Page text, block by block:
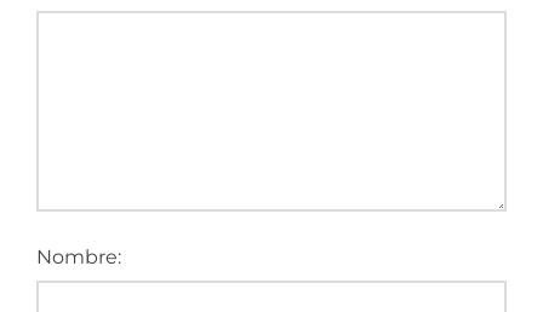
Nombre: